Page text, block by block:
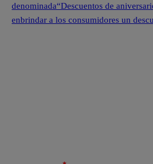
denominada“Descuentos de
enbrindar a los consumidores un